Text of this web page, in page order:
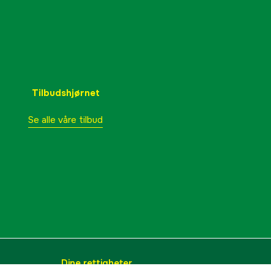
Tilbudshjørnet
Se alle våre tilbud
Dine rettigheter